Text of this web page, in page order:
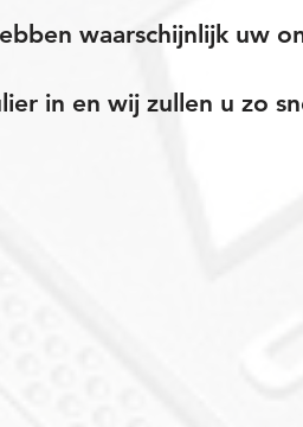
waarschijnlijk uw
in en wij zullen u zo